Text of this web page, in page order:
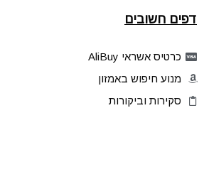
דפים חשובים
כרטיס אשראי AliBuy
מנוע חיפוש באמזון
סקירות וביקורות